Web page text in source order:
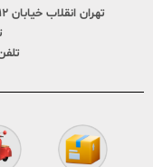
تهران انقلاب خیابان ۱۲ فروردین پایین تر از وحید نظری پلاک ۲۴۹